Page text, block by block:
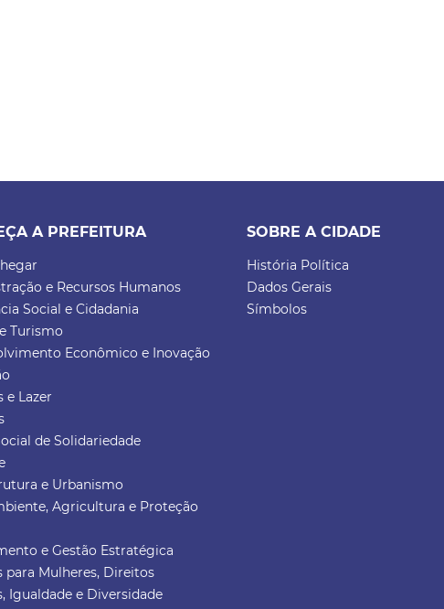
A PREFEITURA
e Recursos Humanos
Social e Cidadania
Turismo
Econômico e Inovação
e Lazer
de Solidariedade
e Urbanismo
Agricultura e Proteção
e Gestão Estratégica
para Mulheres, Direitos
Igualdade e Diversidade
SOBRE A CIDADE
História Política
Dados Gerais
Símbolos